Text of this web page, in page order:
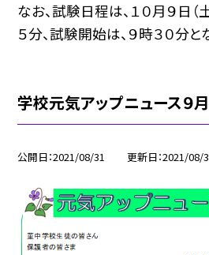
なお、試験日程は、１０月９日（
５分、試験開始は、９時３０分と
学校元気アップニュース９
公開日 2021/08/31 更新日 2021/08/